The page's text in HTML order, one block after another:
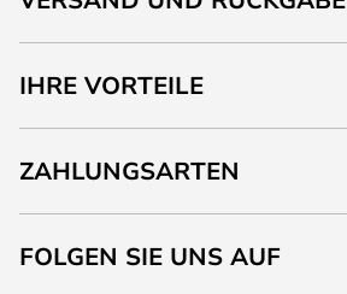
IHRE VORTEILE
ZAHLUNGSARTEN
FOLGEN SIE UNS AUF